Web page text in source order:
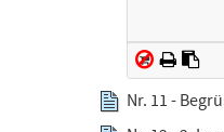
Nr. 11 -